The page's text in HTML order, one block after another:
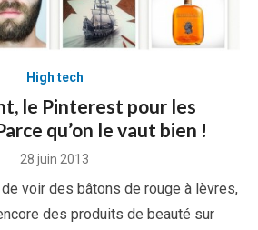
High tech
le Pinterest pour les
qu’on le vaut bien !
Posted
28 juin 2013
voir des bâtons de rouge à lèvres,
des produits de beauté sur